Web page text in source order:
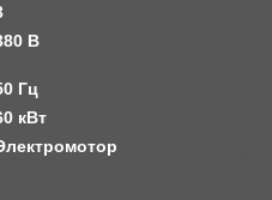
В
Гц
кВт